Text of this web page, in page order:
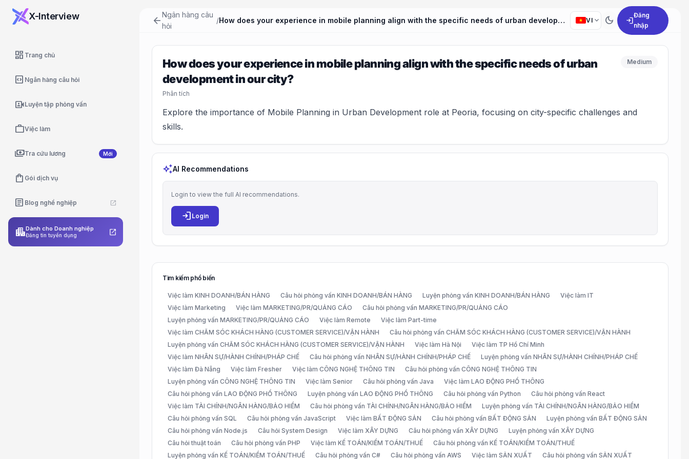
X-Interview
dashboard Trang chủ
code_blocks Ngân hàng câu hỏi
video_camera_frontLuyện tập phỏng vấn
workViệc làm
paymentsTra cứu lương Mới
shopping_bag Gói dịch vụ
article Blog nghề nghiệp open_in_new
apartmentDành cho Doanh nghiệp
Đăng tin tuyển dụng open_in_new
arrow_backNgân hàng câu
hỏi
/ How does your experience in mobile planning align with the specific needs of urban development in our city? VIexpand_more dark_mode login
Đăng
nhập
How does your experience in mobile planning align with the specific needs of urban
development in our city?
Phân tích
Medium
Explore the importance of Mobile Planning in Urban Development role at Peoria, focusing on city-specific challenges and
skills.
auto_awesomeAI Recommendations
Login to view the full AI recommendations.
login Login
Tìm kiếm phổ biến
Việc làm KINH DOANH/BÁN HÀNG Câu hỏi phỏng vấn KINH DOANH/BÁN HÀNG Luyện phỏng vấn KINH DOANH/BÁN HÀNG
Việc làm IT
Việc làm Marketing
Việc làm MARKETING/PR/QUẢNG CÁO
Câu hỏi phỏng vấn MARKETING/PR/QUẢNG CÁO
Luyện phỏng vấn MARKETING/PR/QUẢNG CÁO
Việc làm Remote
Việc làm Part-time
Việc làm CHĂM SÓC KHÁCH HÀNG (CUSTOMER SERVICE)/VẬN HÀNH
Câu hỏi phỏng vấn CHĂM SÓC KHÁCH HÀNG (CUSTOMER SERVICE)/VẬN HÀNH
Luyện phỏng vấn CHĂM SÓC KHÁCH HÀNG (CUSTOMER SERVICE)/VẬN HÀNH
Việc làm Hà Nội
Việc làm TP Hồ Chí Minh
Việc làm NHÂN SỰ/HÀNH CHÍNH/PHÁP CHẾ
Câu hỏi phỏng vấn NHÂN SỰ/HÀNH CHÍNH/PHÁP CHẾ
Luyện phỏng vấn NHÂN SỰ/HÀNH CHÍNH/PHÁP CHẾ
Việc làm Đà Nẵng
Việc làm Fresher Việc làm CÔNG NGHỆ THÔNG TIN
Câu hỏi phỏng vấn CÔNG NGHỆ THÔNG TIN
Luyện phỏng vấn CÔNG NGHỆ THÔNG TIN
Việc làm Senior Câu hỏi phỏng vấn Java
Việc làm LAO ĐỘNG PHỔ THÔNG
Câu hỏi phỏng vấn LAO ĐỘNG PHỔ THÔNG
Luyện phỏng vấn LAO ĐỘNG PHỔ THÔNG Câu hỏi phỏng vấn Python
Câu hỏi phỏng vấn React
Việc làm TÀI CHÍNH/NGÂN HÀNG/BẢO HIỂM
Câu hỏi phỏng vấn TÀI CHÍNH/NGÂN HÀNG/BẢO HIỂM
Luyện phỏng vấn TÀI CHÍNH/NGÂN HÀNG/BẢO HIỂM
Câu hỏi phỏng vấn SQL
Câu hỏi phỏng vấn JavaScript Việc làm BẤT ĐỘNG SẢN Câu hỏi phỏng vấn BẤT ĐỘNG SẢN
Luyện phỏng vấn BẤT ĐỘNG SẢN
Câu hỏi phỏng vấn Node.js
Câu hỏi System Design Việc làm XÂY DỰNG Câu hỏi phỏng vấn XÂY DỰNG
Luyện phỏng vấn XÂY DỰNG
Câu hỏi thuật toán
Câu hỏi phỏng vấn PHP Việc làm KẾ TOÁN/KIỂM TOÁN/THUẾ
Câu hỏi phỏng vấn KẾ TOÁN/KIỂM TOÁN/THUẾ
Luyện phỏng vấn KẾ TOÁN/KIỂM TOÁN/THUẾ
Câu hỏi phỏng vấn C# Câu hỏi phỏng vấn AWS Việc làm SẢN XUẤT Câu hỏi phỏng vấn SẢN XUẤT